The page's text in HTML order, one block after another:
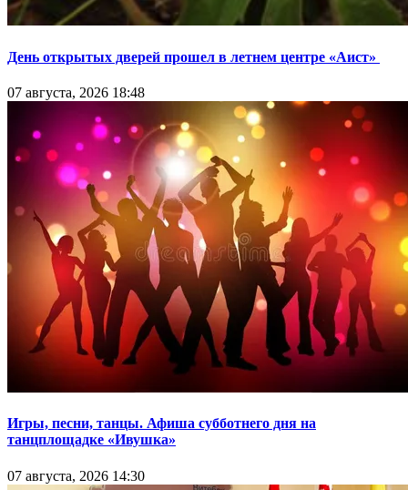
День открытых дверей прошел в летнем центре «Аист»
07 августа, 2026 18:48
Игры, песни, танцы. Афиша субботнего дня на
танцплощадке «Ивушка»
07 августа, 2026 14:30